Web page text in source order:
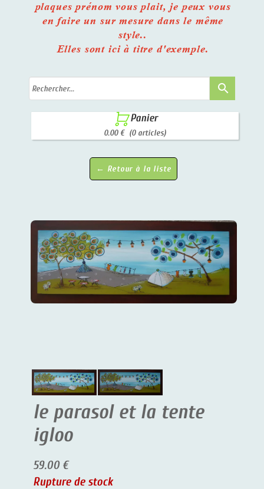
plaques prénom vous plait, je peux vous
en faire un sur mesure dans le même
style..
Elles sont ici à titre d'exemple.
search
 Panier
0.00 € (0 articles)
← Retour à la liste
le parasol et la tente
igloo
59.00 €
Rupture de stock